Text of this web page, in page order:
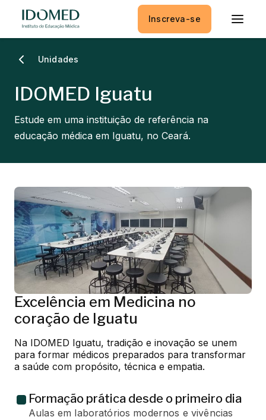
Inscreva-se
Unidades
IDOMED Iguatu
Estude em uma instituição de referência na
educação médica em Iguatu, no Ceará.
Excelência em Medicina no
coração de Iguatu
Na IDOMED Iguatu, tradição e inovação se unem
para formar médicos preparados para transformar
a saúde com propósito, técnica e empatia.
Formação prática desde o primeiro dia
Aulas em laboratórios modernos e vivências